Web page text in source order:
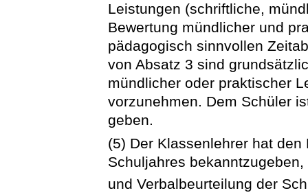
Leistungen (schriftliche,
Bewertung mündlicher und
pädagogisch sinnvollen
von Absatz 3 sind
mündlicher oder praktischer
vorzunehmen. Dem Schüler
geben.
(5) Der Klassenlehrer hat
Schuljahres
und Verbalbeurteilung der